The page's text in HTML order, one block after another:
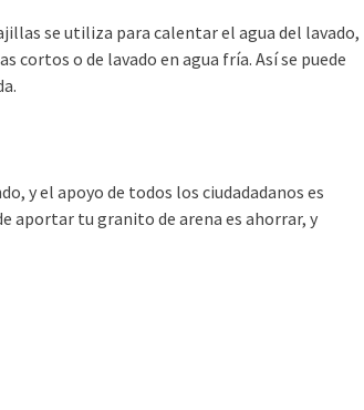
se utiliza para calentar el agua del lavado,
o de lavado en agua fría. Así se puede
y el apoyo de todos los ciudadadanos es
aportar tu granito de arena es ahorrar, y